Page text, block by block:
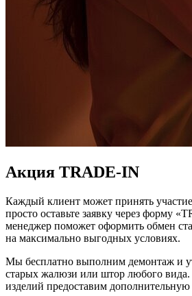
Акция TRADE-IN
Каждый клиент может принять
просто оставьте заявку через форму
менеджер поможет оформить обмен
на максимально выгодных условиях.
Мы бесплатно выполним демонтаж и
старых жалюзи или штор любого
изделий предоставим дополнительную